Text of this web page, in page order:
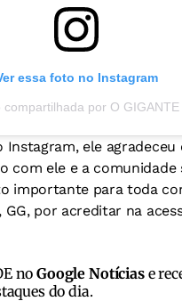
essa foto no Instagram
Instagram, ele agradeceu
com ele e a comunidade
importante para toda
por acreditar na
noGoogle Notíciase
do dia.